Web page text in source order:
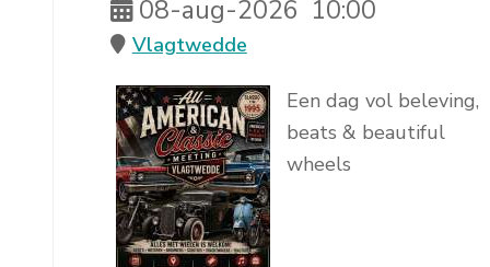
08-aug-2026 10:00
Vlagtwedde
Een dag vol beleving,
beats & beautiful
wheels